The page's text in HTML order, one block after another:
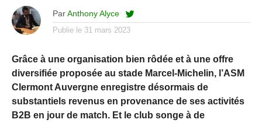
Par Anthony Alyce
Publie le 31 mars 2023
Grâce à une organisation bien rôdée et à une offre
diversifiée proposée au stade Marcel-Michelin, l’ASM
Clermont Auvergne enregistre désormais de
substantiels revenus en provenance de ses activités
B2B en jour de match. Et le club songe à de